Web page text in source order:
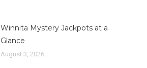
Winnita Mystery Jackpots at a
Glance
August 3, 2026